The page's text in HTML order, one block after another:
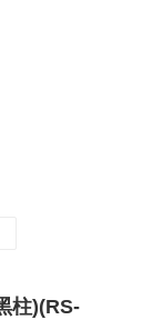
柱)(RS-